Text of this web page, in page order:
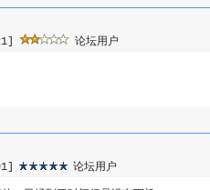
论坛用户
论坛用户